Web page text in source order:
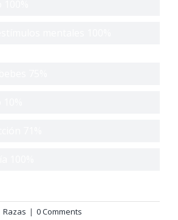
Razas | 0 Comments